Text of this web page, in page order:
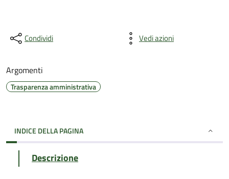
Condividi Vedi azioni
Argomenti
Trasparenza amministrativa
INDICE DELLA PAGINA
Descrizione